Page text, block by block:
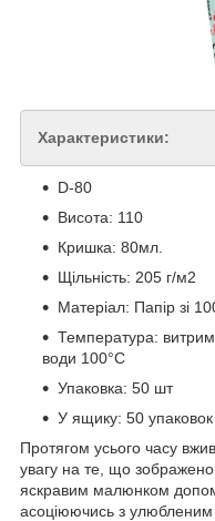
Характеристики:
D-80
Висота: 110
Кришка: 80мл.
Щільність: 205 г/м2
Матеріал: Папір зі
Температура:
води 100°C
Упаковка: 50 шт
У ящику: 50 упаковок
Протягом усього часу
увагу на те, що
яскравим малюнком
асоціюючись з